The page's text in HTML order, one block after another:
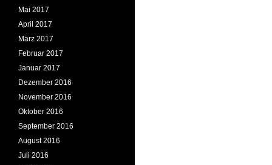
Mai 2017
April 2017
März 2017
Februar 2017
Januar 2017
Dezember 2016
November 2016
Oktober 2016
September 2016
August 2016
Juli 2016